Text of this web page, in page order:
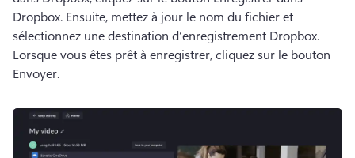
Dropbox. Ensuite, mettez à jour le nom du fichier et
Lorsque vous êtes prêt à enregistrer, cliquez sur le bouton
Envoyer.